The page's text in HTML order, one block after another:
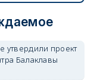
утвердили проект
Балаклавы